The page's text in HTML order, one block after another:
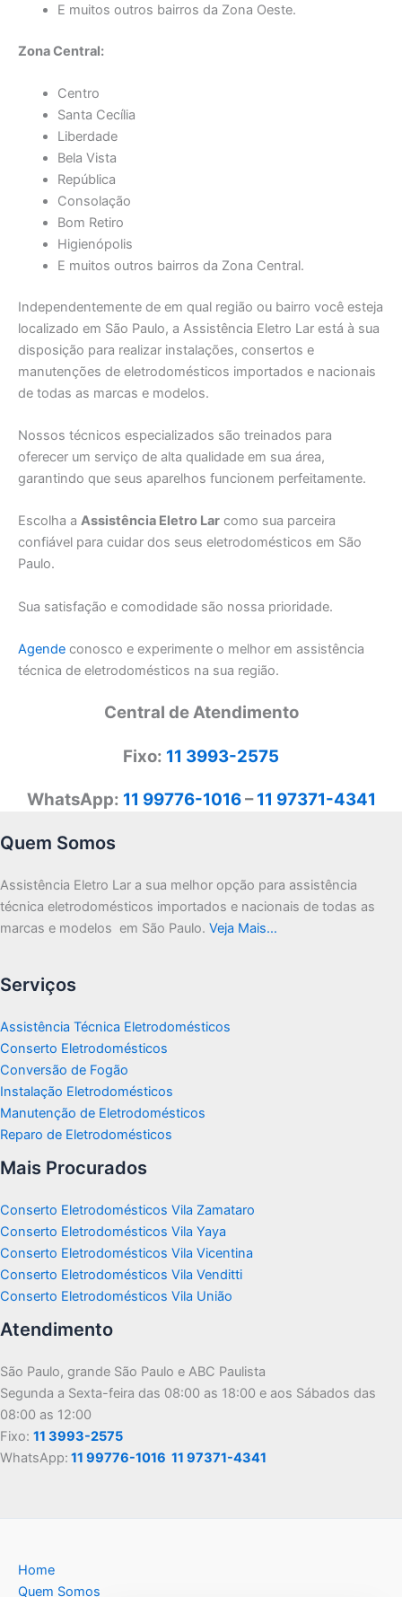
E muitos outros bairros da Zona Oeste.
Zona Central:
Centro
Santa Cecília
Liberdade
Bela Vista
República
Consolação
Bom Retiro
Higienópolis
E muitos outros bairros da Zona Central.
Independentemente de em qual região ou bairro você esteja
localizado em São Paulo, a Assistência Eletro Lar está à sua
disposição para realizar instalações, consertos e
manutenções de eletrodomésticos importados e nacionais
de todas as marcas e modelos.
Nossos técnicos especializados são treinados para
oferecer um serviço de alta qualidade em sua área,
garantindo que seus aparelhos funcionem perfeitamente.
Escolha a Assistência Eletro Lar como sua parceira
confiável para cuidar dos seus eletrodomésticos em São
Paulo.
Sua satisfação e comodidade são nossa prioridade.
Agende conosco e experimente o melhor em assistência
técnica de eletrodomésticos na sua região.
Central de Atendimento
Fixo: 11 3993-2575
WhatsApp: 11 99776-1016–11 97371-4341
Quem Somos
Assistência Eletro Lar a sua melhor opção para assistência
técnica eletrodomésticos importados e nacionais de todas as
marcas e modelos em São Paulo. Veja Mais…
Serviços
Assistência Técnica Eletrodomésticos
Conserto Eletrodomésticos
Conversão de Fogão
Instalação Eletrodomésticos
Manutenção de Eletrodomésticos
Reparo de Eletrodomésticos
Mais Procurados
Conserto Eletrodomésticos Vila Zamataro
Conserto Eletrodomésticos Vila Yaya
Conserto Eletrodomésticos Vila Vicentina
Conserto Eletrodomésticos Vila Venditti
Conserto Eletrodomésticos Vila União
Atendimento
São Paulo, grande São Paulo e ABC Paulista
Segunda a Sexta-feira das 08:00 as 18:00 e aos Sábados das
08:00 as 12:00
Fixo: 11 3993-2575
WhatsApp: 11 99776-1016 11 97371-4341
Home
Quem Somos